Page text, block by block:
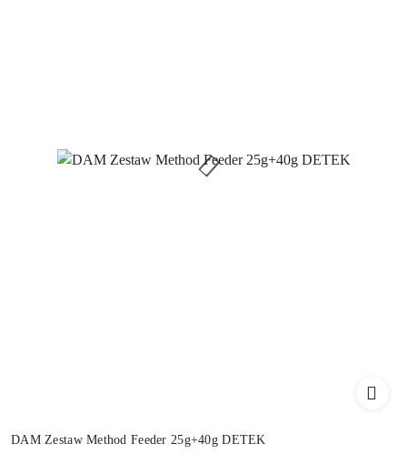
DAM Zestaw Method Feeder 25g+40g DETEK